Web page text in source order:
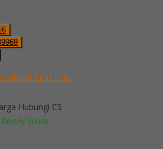
Cabinet Lion L 45
Hubungi CS
Ready Stock